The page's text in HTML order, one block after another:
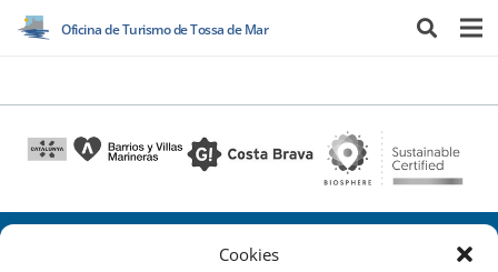
Cookies
Oficina de Turismo de Tossa de Mar